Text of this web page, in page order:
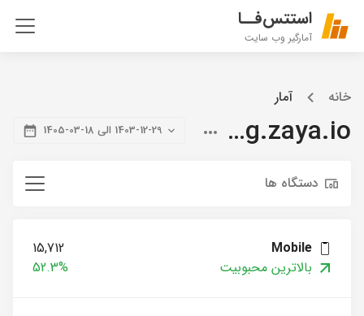
استتس‌فــا
آمارگیر وب سایت
خانه آمار
blog.zaya.io 1403-12-29 الی 18-03-1405
دستگاه ها
Mobile
15,712
بالاترین محبوبیت
52.3%